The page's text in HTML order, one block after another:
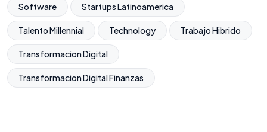
Software Startups Latinoamerica
Talento Millennial Technology Trabajo Hibrido
Transformacion Digital
Transformacion Digital Finanzas